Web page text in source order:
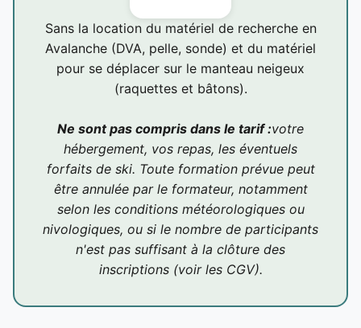
Sans la location du matériel de recherche en
Avalanche (DVA, pelle, sonde) et du matériel
pour se déplacer sur le manteau neigeux
(raquettes et bâtons).
Ne sont pas compris dans le tarif :votre
hébergement, vos repas, les éventuels
forfaits de ski. Toute formation prévue peut
être annulée par le formateur, notamment
selon les conditions météorologiques ou
nivologiques, ou si le nombre de participants
n'est pas suffisant à la clôture des
inscriptions (voir les CGV).